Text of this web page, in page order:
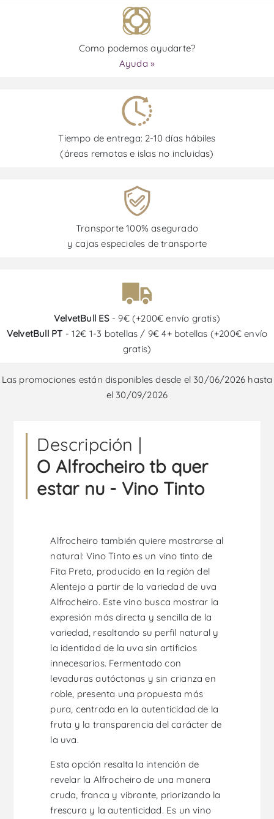
Como podemos ayudarte?
Ayuda »
Tiempo de entrega: 2-10 días hábiles
(áreas remotas e islas no incluidas)
Transporte 100% asegurado
y cajas especiales de transporte
VelvetBull ES- 9€ (+200€ envío gratis)
VelvetBull PT - 12€ 1-3 botellas / 9€ 4+ botellas (+200€ envío
gratis)
Las promociones están disponibles desde el 30/06/2026 hasta
el 30/09/2026
Descripción |
O Alfrocheiro tb quer
estar nu - Vino Tinto
Alfrocheiro también quiere mostrarse al
natural: Vino Tinto es un vino tinto de
Fita Preta, producido en la región del
Alentejo a partir de la variedad de uva
Alfrocheiro. Este vino busca mostrar la
expresión más directa y sencilla de la
variedad, resaltando su perfil natural y
la identidad de la uva sin artificios
innecesarios. Fermentado con
levaduras autóctonas y sin crianza en
roble, presenta una propuesta más
pura, centrada en la autenticidad de la
fruta y la transparencia del carácter de
la uva.
Esta opción resalta la intención de
revelar la Alfrocheiro de una manera
cruda, franca y vibrante, priorizando la
frescura y la autenticidad. Es un vino